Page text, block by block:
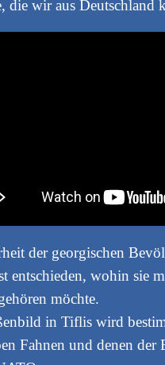
die wir aus Deutschland
der georgischen
entschieden, wohin sie
möchte.
in Tiflis wird
Fahnen und denen der